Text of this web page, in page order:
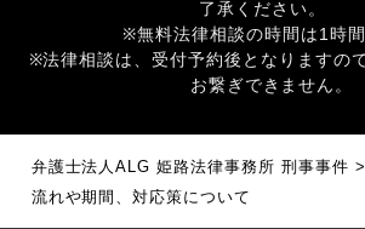
了承ください。
※無料法律相談の時間は1時間
※法律相談は、受付予約後となりますの
お繋ぎできません。
弁護士法人ALG 姫路法律事務所 刑事事件 >
流れや期間、対応策について